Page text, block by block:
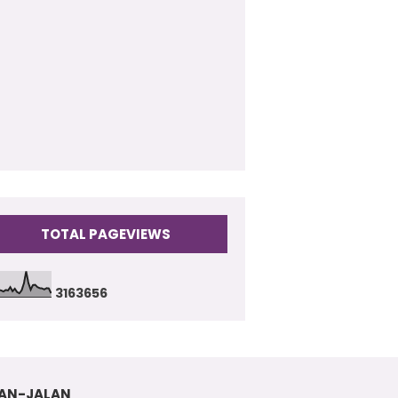
TOTAL PAGEVIEWS
3163656